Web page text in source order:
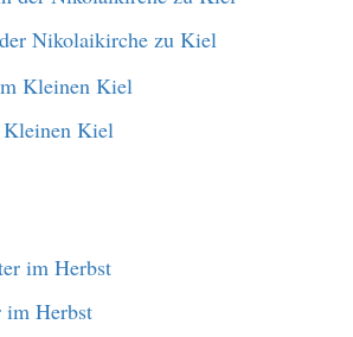
Nikolaikirche zu Kiel
Kiel
Herbst